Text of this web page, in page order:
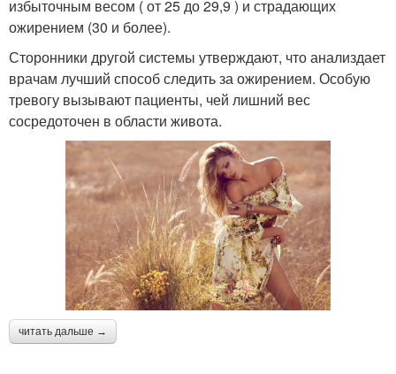
избыточным весом ( от 25 до 29,9 ) и страдающих
ожирением (30 и более).
Сторонники другой системы утверждают, что анализдает
врачам лучший способ следить за ожирением. Особую
тревогу вызывают пациенты, чей лишний вес
сосредоточен в области живота.
читать дальше →